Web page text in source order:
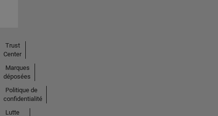
Trust
Center
Marques
déposées
Politique de
confidentialité
Lutte